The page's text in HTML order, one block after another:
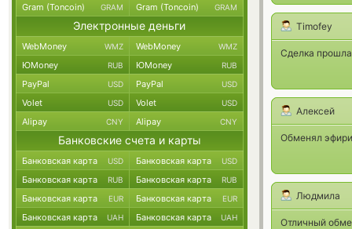
Timofey
Сделка
Алексей
Обменял
Людмила
Отличный
Gram (Toncoin) GRAM Gram (Toncoin) GRAM
Электронные деньги
WebMoney WMZ WebMoney WMZ
ЮMoney RUB ЮMoney RUB
PayPal USD PayPal USD
Volet USD Volet USD
Alipay CNY Alipay CNY
Банковские счета и карты
Банковская карта USD Банковская карта USD
Банковская карта RUB Банковская карта RUB
Банковская карта EUR Банковская карта EUR
Банковская карта UAH Банковская карта UAH